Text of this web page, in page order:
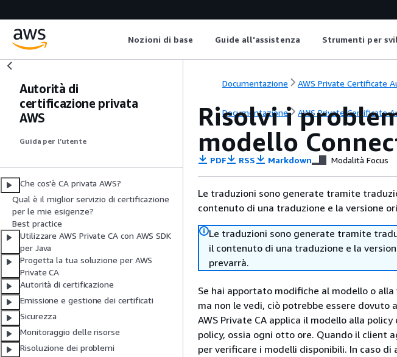
Nozioni di base Guide all'assistenza Strumenti per
Autorità di
certificazione privata
AWS
Guida per l’utente
Che cos'è CA privata AWS?
Qual è il miglior servizio di certificazione
per le mie esigenze?
Best practice
Utilizzare AWS Private CA con AWS SDK
per Java
Progetta la tua soluzione per AWS
Private CA
Autorità di certificazione
Emissione e gestione dei certificati
Sicurezza
Monitoraggio delle risorse
Risoluzione dei problemi
Documentazione AWS Private Certificate
Documentazione AWS Private Certificate
Risolvi i
modello
PDF RSS Markdown Modalità Focus
Le traduzioni sono generate tramite
contenuto di una traduzione e la versione
Le traduzioni sono generate tramite
il contenuto di una traduzione e la
prevarrà.
Se hai apportato modifiche al modello o
ma non le vedi, ciò potrebbe essere dovuto
AWS Private CA applica il modello alla
policy, ossia ogni otto ore. Quando il client
per verificare i modelli disponibili. In caso di